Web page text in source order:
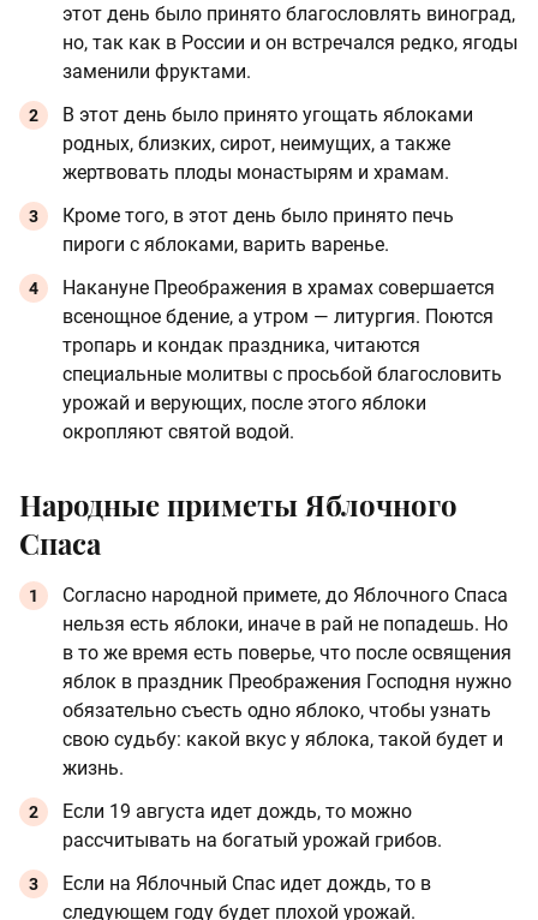
этот день было принято благословлять виноград,
но, так как в России и он встречался редко, ягоды
заменили фруктами.
В этот день было принято угощать яблоками
родных, близких, сирот, неимущих, а также
жертвовать плоды монастырям и храмам.
Кроме того, в этот день было принято печь
пироги с яблоками, варить варенье.
Накануне Преображения в храмах совершается
всенощное бдение, а утром — литургия. Поются
тропарь и кондак праздника, читаются
специальные молитвы с просьбой благословить
урожай и верующих, после этого яблоки
окропляют святой водой.
Народные приметы Яблочного
Спаса
Согласно народной примете, до Яблочного Спаса
нельзя есть яблоки, иначе в рай не попадешь. Но
в то же время есть поверье, что после освящения
яблок в праздник Преображения Господня нужно
обязательно съесть одно яблоко, чтобы узнать
свою судьбу: какой вкус у яблока, такой будет и
жизнь.
Если 19 августа идет дождь, то можно
рассчитывать на богатый урожай грибов.
Если на Яблочный Спас идет дождь, то в
следующем году будет плохой урожай.